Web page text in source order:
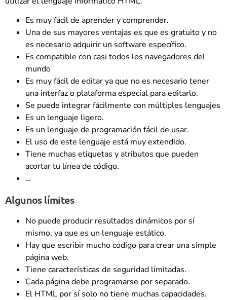
Es muy fácil de aprender y comprender.
Una de sus mayores ventajas es que es gratuito y no
es necesario adquirir un software específico.
Es compatible con casi todos los navegadores del
mundo
Es muy fácil de editar ya que no es necesario tener
una interfaz o plataforma especial para editarlo.
Se puede integrar fácilmente con múltiples lenguajes
Es un lenguaje ligero.
Es un lenguaje de programación fácil de usar.
El uso de este lenguaje está muy extendido.
Tiene muchas etiquetas y atributos que pueden
acortar tu línea de código.
…
Algunos límites
No puede producir resultados dinámicos por sí
mismo, ya que es un lenguaje estático.
Hay que escribir mucho código para crear una simple
página web.
Tiene características de seguridad limitadas.
Cada página debe programarse por separado.
El HTML por sí solo no tiene muchas capacidades.